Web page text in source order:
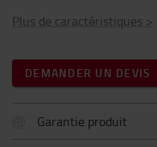
Plus de caractéristiques >
DEMANDER UN DEVIS
Garantie produit